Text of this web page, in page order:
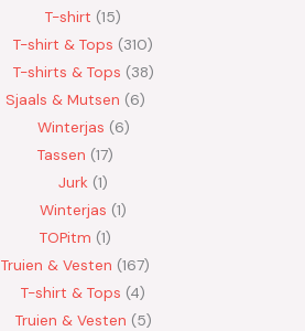
T-shirt 15
T-shirt & Tops 310
T-shirts & Tops 38
Sjaals & Mutsen 6
Winterjas 6
Tassen 17
Jurk 1
Winterjas 1
TOPitm 1
Truien & Vesten 167
T-shirt & Tops 4
Truien & Vesten 5